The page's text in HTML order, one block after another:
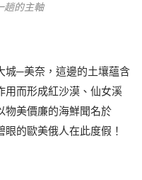
趟的主軸
城─美奈，這邊的土壤蘊含
用而形成紅沙漠、仙女溪
物美價廉的海鮮聞名於
的歐美俄人在此度假！